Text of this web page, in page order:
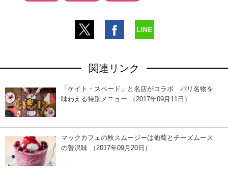
関連リンク
「ケイト・スペード」と名店がコラボ パリ名物を
味わえる特別メニュー （2017年09月11日）
マックカフェの秋スムージーは葡萄とチーズムース
の贅沢味 （2017年09月20日）